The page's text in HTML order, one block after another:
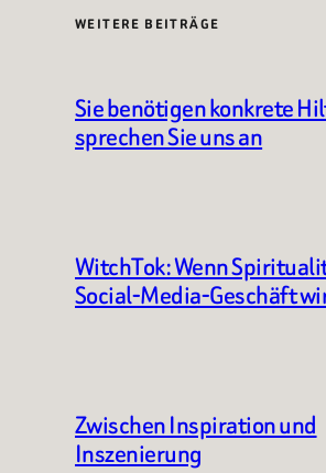
WEITERE BEITRÄGE
Sie benötigen konkrete
sprechen Sie uns an
WitchTok: Wenn
Social-Media-Geschäft
Zwischen Inspiration und
Inszenierung